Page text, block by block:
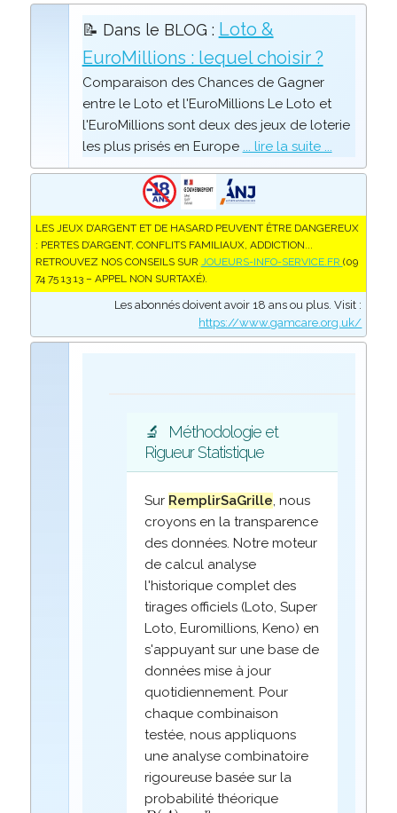
📝 Dans le BLOG : Loto &
EuroMillions : lequel choisir ?
Comparaison des Chances de Gagner
entre le Loto et l'EuroMillions Le Loto et
l'EuroMillions sont deux des jeux de loterie
les plus prisés en Europe ... lire la suite ...
LES JEUX D’ARGENT ET DE HASARD PEUVENT ÊTRE DANGEREUX
: PERTES D’ARGENT, CONFLITS FAMILIAUX, ADDICTION...
RETROUVEZ NOS CONSEILS SUR JOUEURS-INFO-SERVICE.FR (09
74 75 13 13 – APPEL NON SURTAXÉ).
Les abonnés doivent avoir 18 ans ou plus. Visit :
https://www.gamcare.org.uk/
🔬
Méthodologie et
Rigueur Statistique
Sur RemplirSaGrille, nous
croyons en la transparence
des données. Notre moteur
de calcul analyse
l'historique complet des
tirages officiels (Loto, Super
Loto, Euromillions, Keno) en
s'appuyant sur une base de
données mise à jour
quotidiennement. Pour
chaque combinaison
testée, nous appliquons
une analyse combinatoire
rigoureuse basée sur la
probabilité théorique